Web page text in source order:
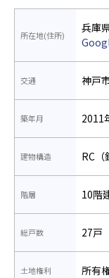
所在地(住所)
兵庫
交通 神戸
築年月 2011
建物構造 RC（
階層 10階
総戸数 27戸
土地権利 所有